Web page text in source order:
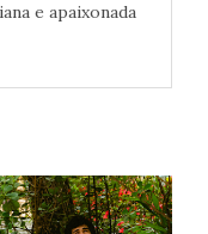
e apaixonada